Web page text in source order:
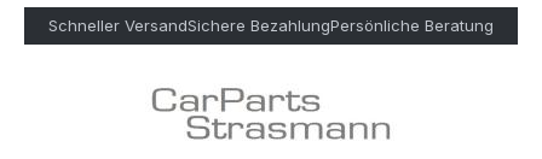
Zum Hauptinhalt springen
Schneller VersandSichere BezahlungPersönliche Beratung